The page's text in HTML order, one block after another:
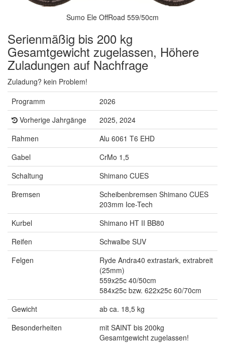
Sumo Ele OffRoad 559/50cm
Serienmäßig bis 200 kg
Gesamtgewicht zugelassen, Höhere
Zuladungen auf Nachfrage
Zuladung? kein Problem!
Programm
2026
Vorherige Jahrgänge
2025, 2024
Rahmen
Alu 6061 T6 EHD
Gabel
CrMo 1,5
Schaltung
Shimano CUES
Bremsen
Scheibenbremsen Shimano CUES
203mm Ice-Tech
Kurbel
Shimano HT II BB80
Reifen
Schwalbe SUV
Felgen
Ryde Andra40 extrastark, extrabreit
(25mm)
559x25c 40/50cm
584x25c bzw. 622x25c 60/70cm
Gewicht
ab ca. 18,5 kg
Besonderheiten
mit SAINT bis 200kg
Gesamtgewicht zugelassen!